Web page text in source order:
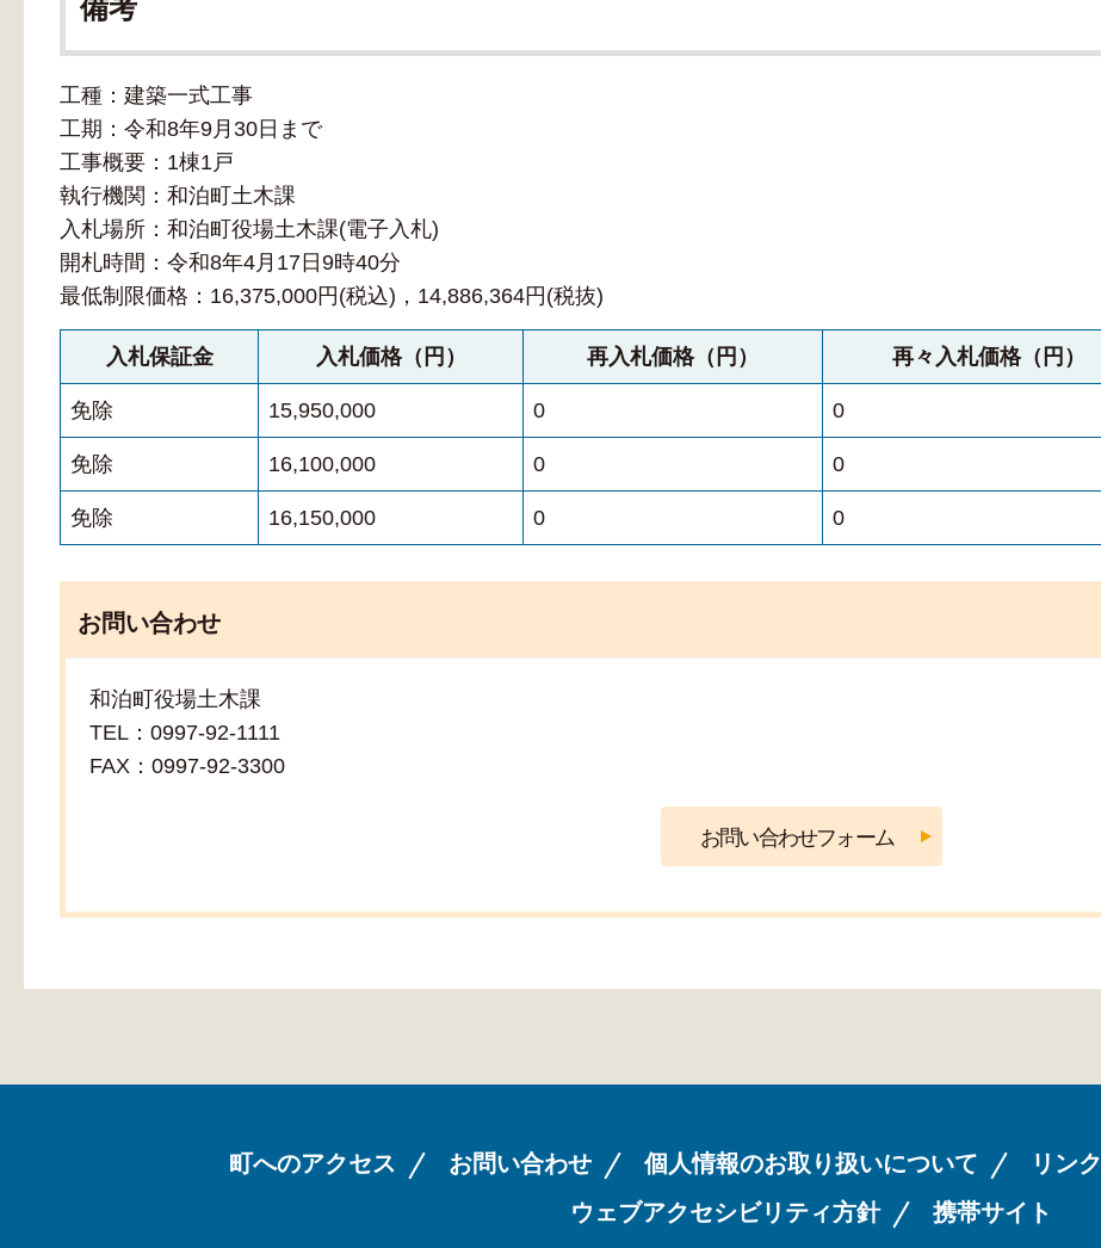
備考
工種：建築一式工事
工期：令和8年9月30日まで
工事概要：1棟1戸
執行機関：和泊町土木課
入札場所：和泊町役場土木課(電子入札)
開札時間：令和8年4月17日9時40分
最低制限価格：16,375,000円(税込)，14,886,364円(税抜)
入札保証金 入札価格（円） 再入札価格（円） 再々入札価格（円）
免除 15,950,000 0 0
免除 16,100,000 0 0
免除 16,150,000 0 0
お問い合わせ
和泊町役場土木課
TEL：0997-92-1111
FAX：0997-92-3300
町へのアクセス お問い合わせ 個人情報のお取り扱いについて リンク
ウェブアクセシビリティ方針
携帯サイト